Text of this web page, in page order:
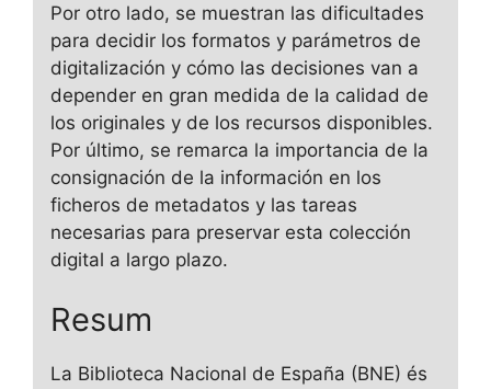
Por otro lado, se muestran las dificultades
para decidir los formatos y parámetros de
digitalización y cómo las decisiones van a
depender en gran medida de la calidad de
los originales y de los recursos disponibles.
Por último, se remarca la importancia de la
consignación de la información en los
ficheros de metadatos y las tareas
necesarias para preservar esta colección
digital a largo plazo.
Resum
La Biblioteca Nacional de España (BNE) és